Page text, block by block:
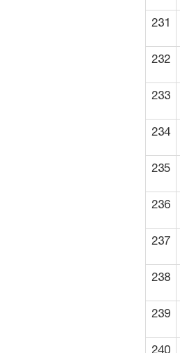
231
232
233
234
235
236
237
238
239
240